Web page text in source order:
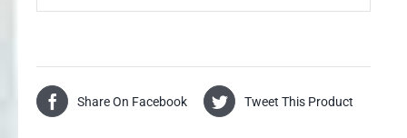
Share On Facebook Tweet This Product